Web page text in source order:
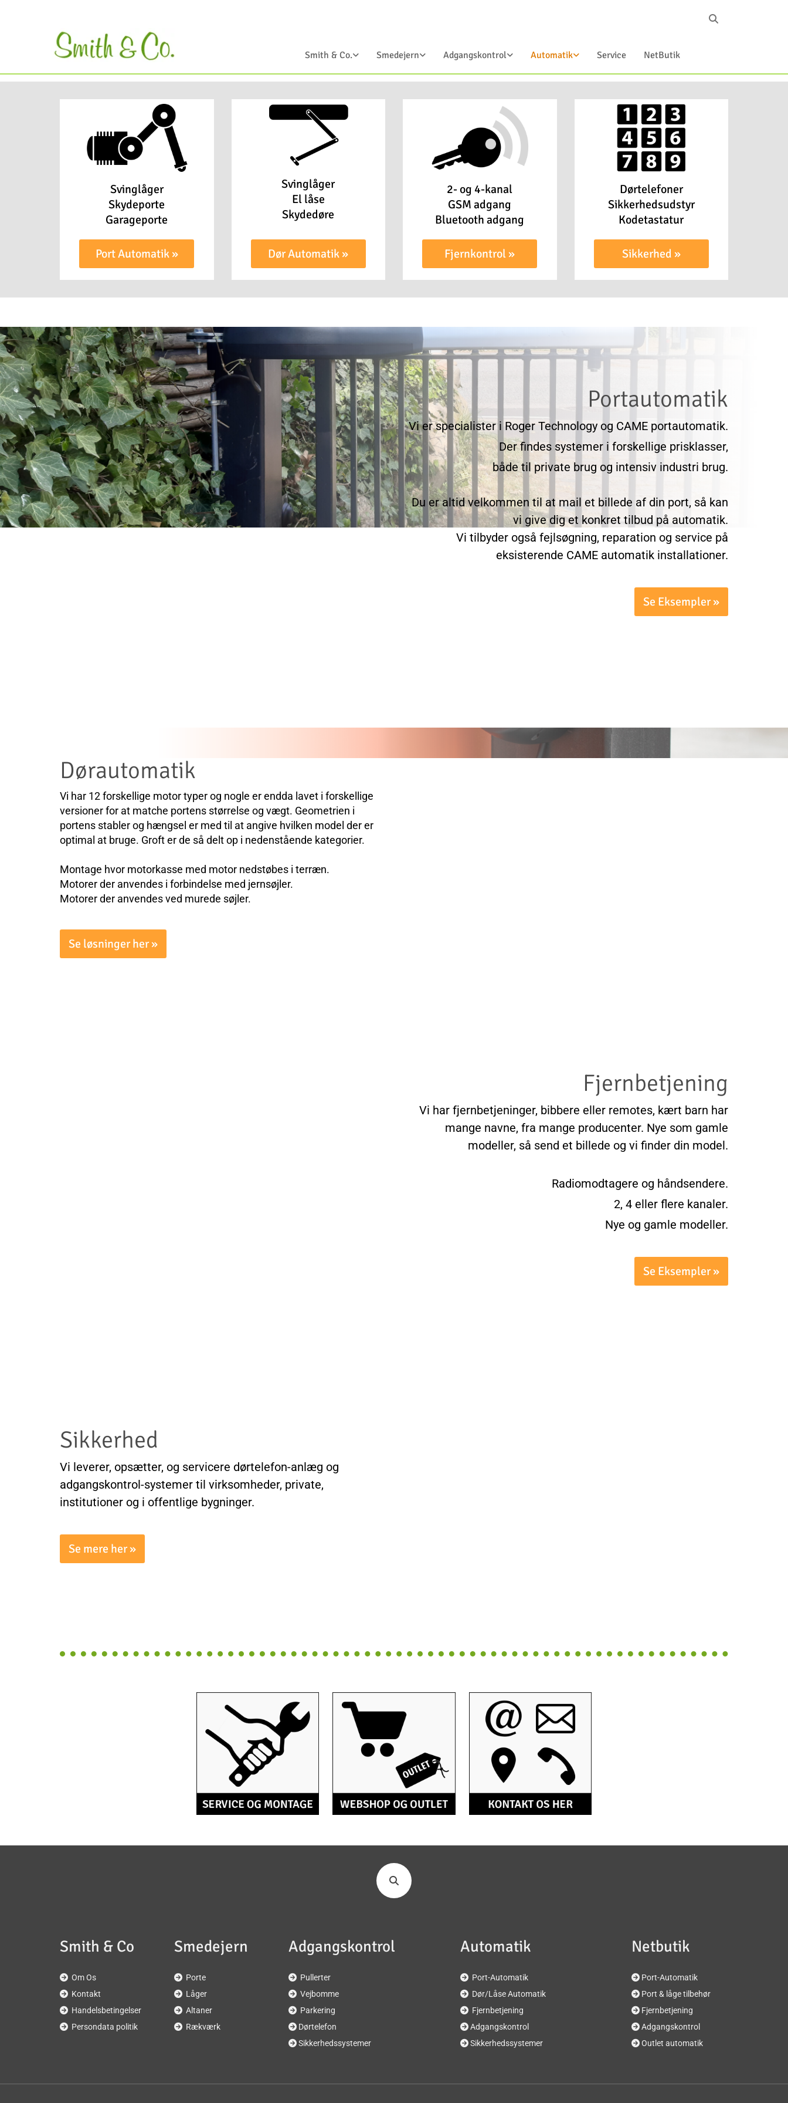
Smith & Co. Smedejern Adgangskontrol Automatik Service NetButik
Svinglåger
Skydeporte
Garageporte
Port Automatik »
Svinglåger
El låse
Skydedøre
Dør Automatik »
2- og 4-kanal
GSM adgang
Bluetooth adgang
Fjernkontrol »
Dørtelefoner
Sikkerhedsudstyr
Kodetastatur
Sikkerhed »
Portautomatik
Vi er specialister i Roger Technology og CAME portautomatik.
Der findes systemer i forskellige prisklasser,
både til private brug og intensiv industri brug.
Du er altid velkommen til at mail et billede af din port, så kan
vi give dig et konkret tilbud på automatik.
Vi tilbyder også fejlsøgning, reparation og service på
eksisterende CAME automatik installationer.
Se Eksempler »
Dørautomatik
Vi har 12 forskellige motor typer og nogle er endda lavet i forskellige
versioner for at matche portens størrelse og vægt. Geometrien i
portens stabler og hængsel er med til at angive hvilken model der er
optimal at bruge. Groft er de så delt op i nedenstående kategorier.
Montage hvor motorkasse med motor nedstøbes i terræn.
Motorer der anvendes i forbindelse med jernsøjler.
Motorer der anvendes ved murede søjler.
Se løsninger her »
Fjernbetjening
Vi har fjernbetjeninger, bibbere eller remotes, kært barn har
mange navne, fra mange producenter. Nye som gamle
modeller, så send et billede og vi finder din model.
Radiomodtagere og håndsendere.
2, 4 eller flere kanaler.
Nye og gamle modeller.
Se Eksempler »
Sikkerhed
Vi leverer, opsætter, og servicere dørtelefon-anlæg og
adgangskontrol-systemer til virksomheder, private,
institutioner og i offentlige bygninger.
Se mere her »
Smith & Co
 Om Os
 Kontakt
 Handelsbetingelser
 Persondata politik
Smedejern
 Porte
 Låger
 Altaner
 Rækværk
Adgangskontrol
 Pullerter
 Vejbomme
 Parkering
 Dørtelefon
 Sikkerhedssystemer
Automatik
 Port-Automatik
 Dør/Låse Automatik
 Fjernbetjening
 Adgangskontrol
 Sikkerhedssystemer
Netbutik
 Port-Automatik
 Port & låge tilbehør
 Fjernbetjening
 Adgangskontrol
 Outlet automatik